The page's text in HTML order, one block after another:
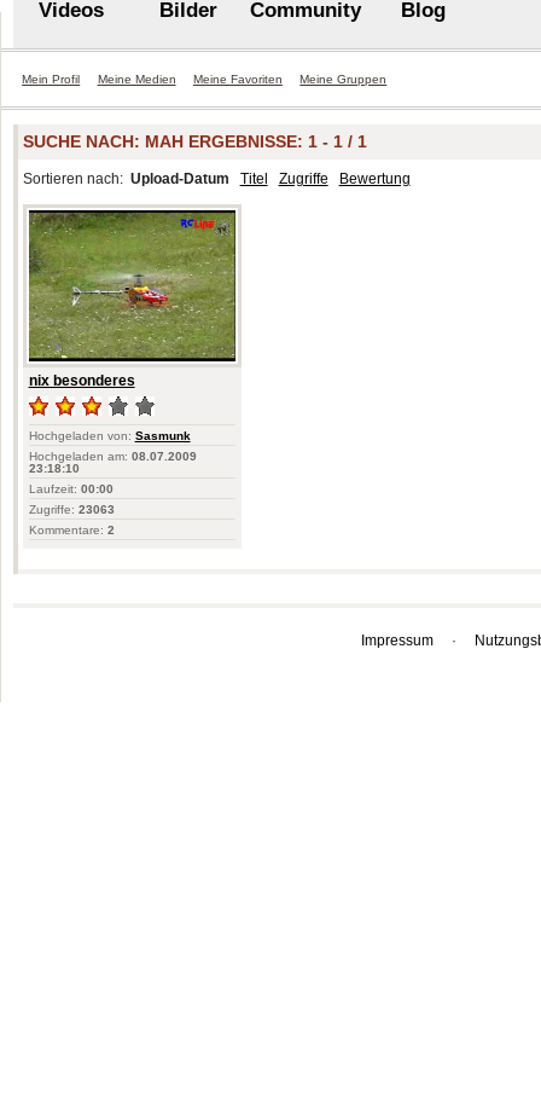
Videos Bilder Community Blog
Mein Profil Meine Medien Meine Favoriten Meine Gruppen
SUCHE NACH: MAH ERGEBNISSE: 1 - 1 / 1
Sortieren nach: Upload-Datum Titel Zugriffe Bewertung
nix besonderes
Hochgeladen von: Sasmunk
Hochgeladen am: 08.07.2009
23:18:10
Laufzeit: 00:00
Zugriffe: 23063
Kommentare: 2
Impressum ·